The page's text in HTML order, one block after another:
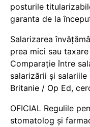
posturile
garanta de la
Salarizarea
prea mici sau
Comparație între
salarizării și
Britanie / Op Ed,
OFICIAL Regulile
stomatolog și